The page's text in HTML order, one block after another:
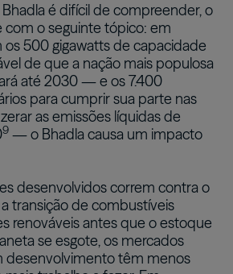
é difícil de compreender, o
o seguinte tópico: em
500 gigawatts de capacidade
de que a nação mais populosa
até 2030 — e os 7.400
para cumprir sua parte nas
as emissões líquidas de
9 — o Bhadla causa um impacto
desenvolvidos correm contra o
transição de combustíveis
renováveis antes que o estoque
se esgote, os mercados
desenvolvimento têm menos